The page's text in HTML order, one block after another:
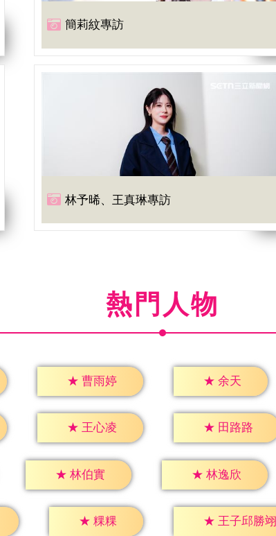
簡莉紋專訪
林予晞、王真琳專訪
熱門人物
★ 曹雨婷 ★ 余天
★ 王心凌 ★ 田路路
★ 林伯實 ★ 林逸欣
★ 粿粿 ★ 王子邱勝翊